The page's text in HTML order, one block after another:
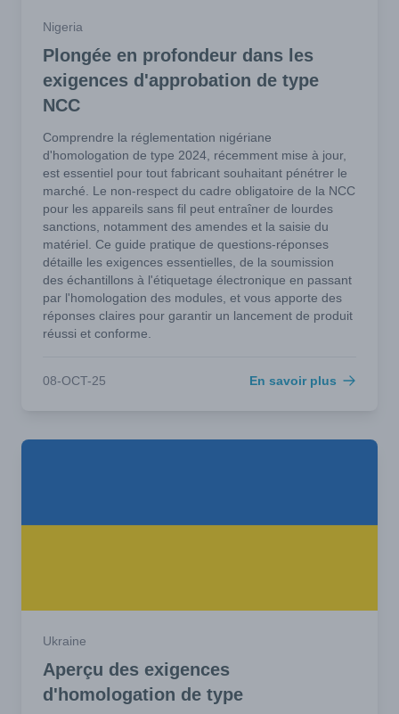
Nigeria
Plongée en profondeur dans les
exigences d'approbation de type
NCC
Comprendre la réglementation nigériane
d'homologation de type 2024, récemment mise à jour,
est essentiel pour tout fabricant souhaitant pénétrer le
marché. Le non-respect du cadre obligatoire de la NCC
pour les appareils sans fil peut entraîner de lourdes
sanctions, notamment des amendes et la saisie du
matériel. Ce guide pratique de questions-réponses
détaille les exigences essentielles, de la soumission
des échantillons à l'étiquetage électronique en passant
par l'homologation des modules, et vous apporte des
réponses claires pour garantir un lancement de produit
réussi et conforme.
08-OCT-25 En savoir plus
Ukraine
Aperçu des exigences
d'homologation de type